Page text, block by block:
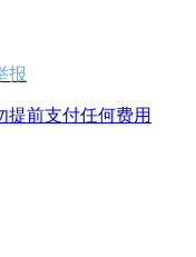
报
提前支付任何费用